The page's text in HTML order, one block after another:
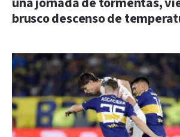
brusco descenso de